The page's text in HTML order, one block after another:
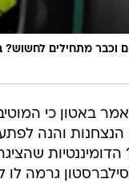
וכבר מתחילים לחשוש?
אמר באטון כי
גרמה לו
קיצו. מבן קבוצתו
חושש וניתן